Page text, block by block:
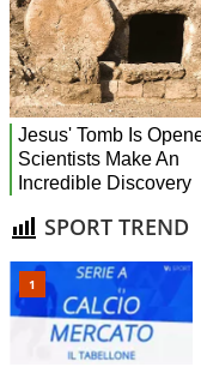
SPORT TREND